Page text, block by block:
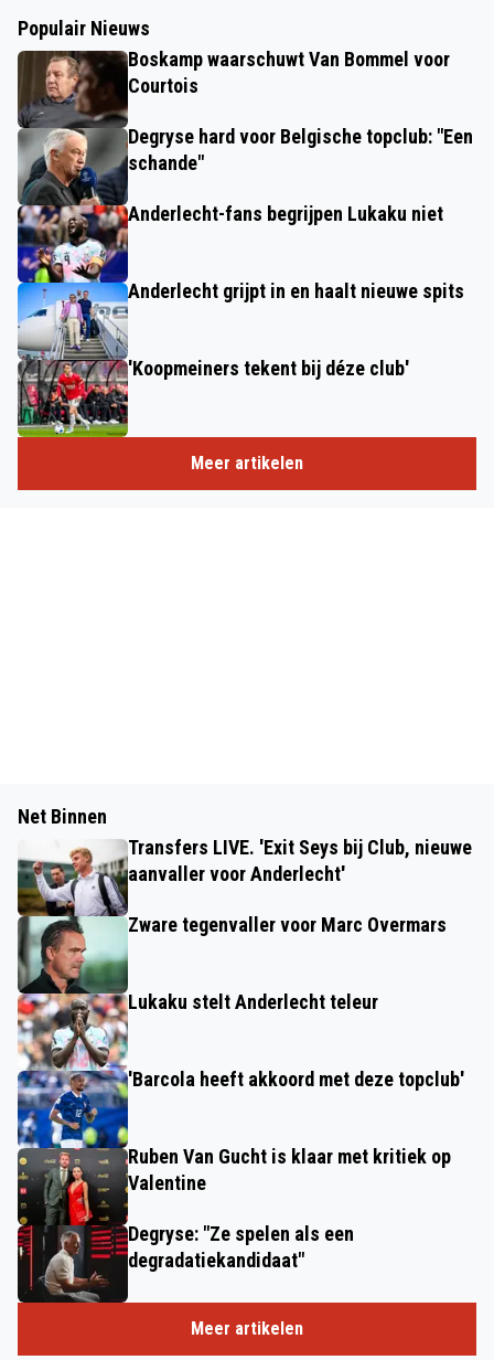
Populair Nieuws
Boskamp waarschuwt Van Bommel voor
Courtois
Degryse hard voor Belgische topclub: "Een
schande"
Anderlecht-fans begrijpen Lukaku niet
Anderlecht grijpt in en haalt nieuwe spits
'Koopmeiners tekent bij déze club'
Meer artikelen
Net Binnen
Transfers LIVE. 'Exit Seys bij Club, nieuwe
aanvaller voor Anderlecht'
Zware tegenvaller voor Marc Overmars
Lukaku stelt Anderlecht teleur
'Barcola heeft akkoord met deze topclub'
Ruben Van Gucht is klaar met kritiek op
Valentine
Degryse: "Ze spelen als een
degradatiekandidaat"
Meer artikelen